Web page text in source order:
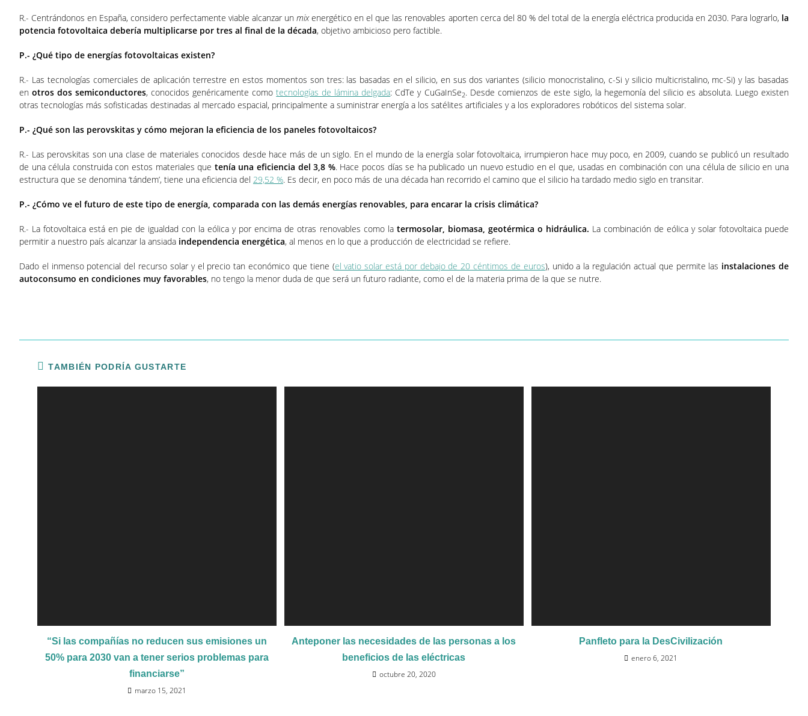
R.- Centrándonos en España, considero perfectamente viable alcanzar unmixenergético en el que las renovables aporten cerca del 80 % del total de la energía eléctrica producida en 2030. Para lograrlo, la
potencia fotovoltaica debería multiplicarse por tres al final de la década, objetivo ambicioso pero factible.
P.- ¿Qué tipo de energías fotovoltaicas existen?
R.- Las tecnologías comerciales de aplicación terrestre en estos momentos son tres: las basadas en el silicio, en sus dos variantes (silicio monocristalino, c-Si y silicio multicristalino, mc-Si) y las basadas
enotros dos semiconductores, conocidos genéricamente comotecnologías de lámina delgada: CdTe y CuGaInSe2. Desde comienzos de este siglo, la hegemonía del silicio es absoluta. Luego existen
otras tecnologías más sofisticadas destinadas al mercado espacial, principalmente a suministrar energía a los satélites artificiales y a los exploradores robóticos del sistema solar.
P.- ¿Qué son las perovskitas y cómo mejoran la eficiencia de los paneles fotovoltaicos?
R.- Las perovskitas son una clase de materiales conocidos desde hace más de un siglo. En el mundo de la energía solar fotovoltaica, irrumpieron hace muy poco, en 2009, cuando se publicó un resultado
de una célula construida con estos materiales que tenía una eficiencia del 3,8 %. Hace pocos días se ha publicado un nuevo estudio en el que, usadas en combinación con una célula de silicio en una
estructura que se denomina ‘tándem’, tiene una eficiencia del 29,52 %. Es decir, en poco más de una década han recorrido el camino que el silicio ha tardado medio siglo en transitar.
P.- ¿Cómo ve el futuro de este tipo de energía, comparada con las demás energías renovables, para encarar la crisis climática?
R.- La fotovoltaica está en pie de igualdad con la eólica y por encima de otras renovables como la termosolar, biomasa, geotérmica o hidráulica. La combinación de eólica y solar fotovoltaica puede
permitir a nuestro país alcanzar la ansiada independencia energética, al menos en lo que a producción de electricidad se refiere.
Dado el inmenso potencial del recurso solar y el precio tan económico que tiene (el vatio solar está por debajo de 20 céntimos de euros), unido a la regulación actual que permite las instalaciones de
autoconsumo en condiciones muy favorables, no tengo la menor duda de que será un futuro radiante, como el de la materia prima de la que se nutre.
TAMBIÉN PODRÍA GUSTARTE
“Si las compañías no reducen sus emisiones un
50% para 2030 van a tener serios problemas para
financiarse”
marzo 15, 2021
Anteponer las necesidades de las personas a los
beneficios de las eléctricas
octubre 20, 2020
Panfleto para la DesCivilización
enero 6, 2021